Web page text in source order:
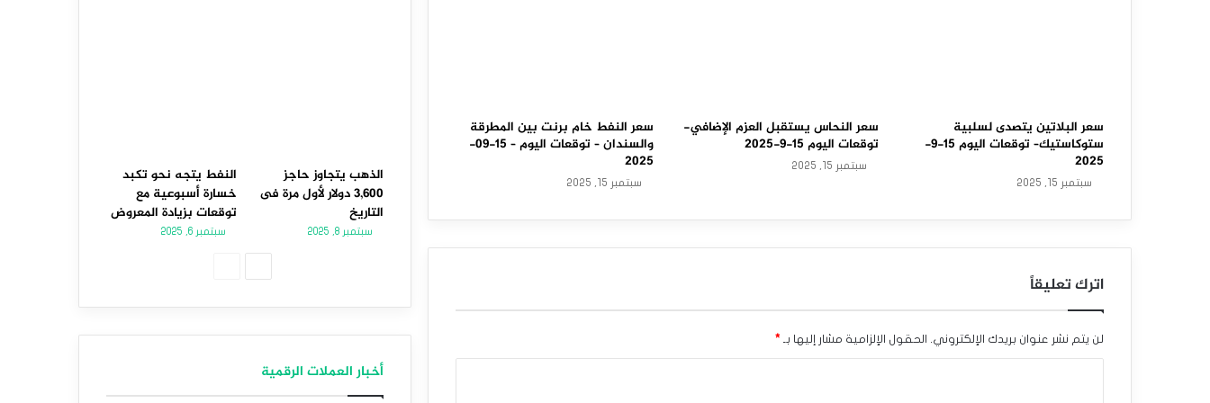
ت
ع
ا
د
ة
ت
ع
ا
سعر البلاتين يتصدى لسلبية
ستوكاستيك– توقعات اليوم 15-9-
2025
سبتمبر 15, 2025
سعر النحاس يستقبل العزم الإضافي-
توقعات اليوم 15-9-2025
سبتمبر 15, 2025
سعر النفط خام برنت بين المطرقة
والسندان – توقعات اليوم – 15-09-
2025
سبتمبر 15, 2025
اترك تعليقاً
لن يتم نشر عنوان بريدك الإلكتروني. الحقول الإلزامية مشار إليها بـ *
الذهب يتجاوز حاجز
3,600 دولار لأول مرة فى
التاريخ
سبتمبر 8, 2025
النفط يتجه نحو تكبد
خسارة أسبوعية مع
توقعات بزيادة المعروض
سبتمبر 6, 2025
أخبار العملات الرقمية